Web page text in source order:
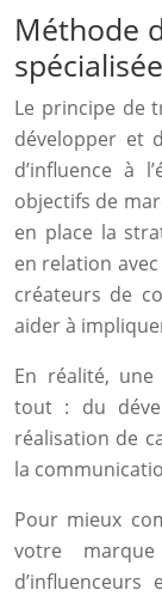
Méthode
Le principe de
développer et
d’influence à
objectifs de
en place la
en relation
créateurs de
aider à
En réalité, une
tout : du
réalisation de
la
Pour mieux
votre